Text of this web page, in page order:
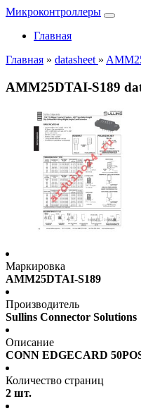
Микроконтроллеры
Главная
Главная » datasheet »
AMM25DTAI-S189
Маркировка
AMM25DTAI-S189
Производитель
Sullins Connector Solutions
Описание
CONN EDGECARD
Количество страниц
2 шт.